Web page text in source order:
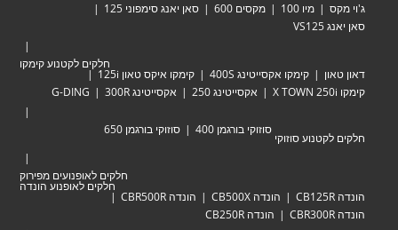
מקסים 600
סאן יאנג סימפוני 125
חלקים לקטנוע קימקו
קימקו אקסייטינג 400S
קימקו איקס טאון 125i
אקסייטינג 250
אקסייטינג 300R G-DING
סוזוקי
סוזוקי בורגמן 650
חלקים לאופנועים מפירוק
חלקים לאופנוע הונדה
הונדה CB500X
הונדה CBR500R
הונדה CB250R